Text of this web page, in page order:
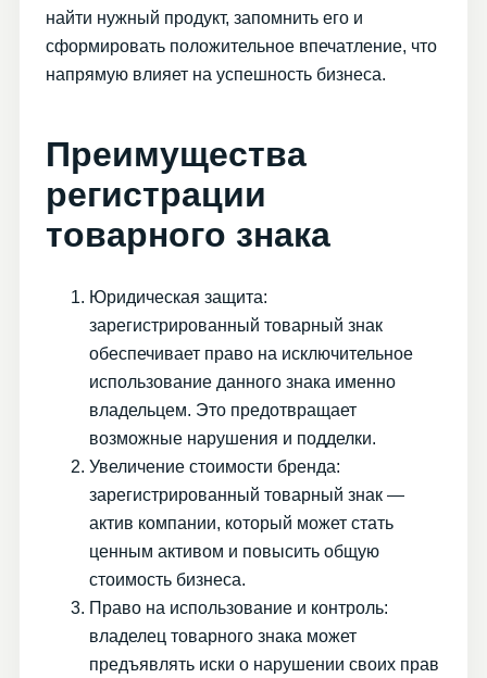
найти нужный продукт, запомнить его и
сформировать положительное впечатление, что
напрямую влияет на успешность бизнеса.
Преимущества
регистрации
товарного знака
Юридическая защита:
зарегистрированный товарный знак
обеспечивает право на исключительное
использование данного знака именно
владельцем. Это предотвращает
возможные нарушения и подделки.
Увеличение стоимости бренда:
зарегистрированный товарный знак —
актив компании, который может стать
ценным активом и повысить общую
стоимость бизнеса.
Право на использование и контроль:
владелец товарного знака может
предъявлять иски о нарушении своих прав